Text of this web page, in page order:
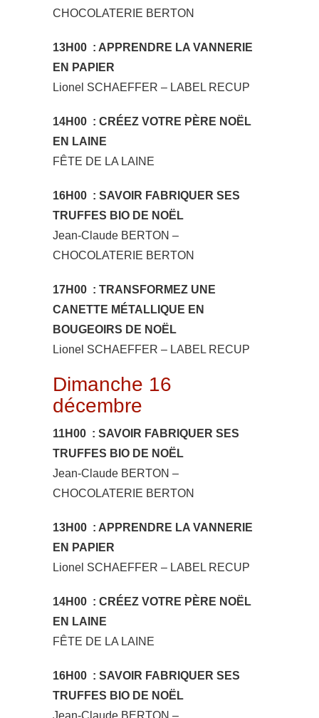
CHOCOLATERIE BERTON
13H00 : APPRENDRE LA VANNERIE
EN PAPIER
Lionel SCHAEFFER – LABEL RECUP
14H00 : CRÉEZ VOTRE PÈRE NOËL
EN LAINE
FÊTE DE LA LAINE
16H00 : SAVOIR FABRIQUER SES
TRUFFES BIO DE NOËL
Jean-Claude BERTON –
CHOCOLATERIE BERTON
17H00 : TRANSFORMEZ UNE
CANETTE MÉTALLIQUE EN
BOUGEOIRS DE NOËL
Lionel SCHAEFFER – LABEL RECUP
Dimanche 16
décembre
11H00 : SAVOIR FABRIQUER SES
TRUFFES BIO DE NOËL
Jean-Claude BERTON –
CHOCOLATERIE BERTON
13H00 : APPRENDRE LA VANNERIE
EN PAPIER
Lionel SCHAEFFER – LABEL RECUP
14H00 : CRÉEZ VOTRE PÈRE NOËL
EN LAINE
FÊTE DE LA LAINE
16H00 : SAVOIR FABRIQUER SES
TRUFFES BIO DE NOËL